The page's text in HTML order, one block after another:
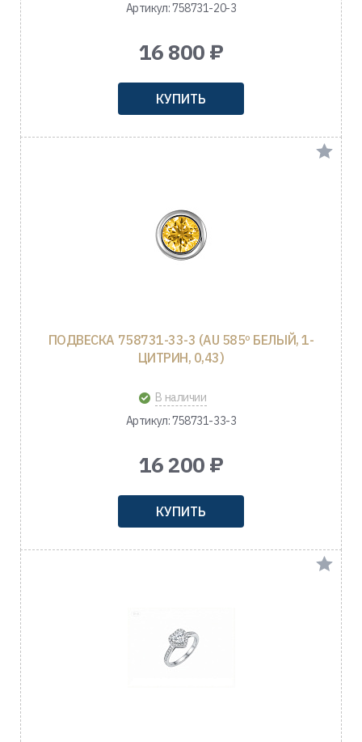
Артикул: 758731-20-3
16 800 ₽
КУПИТЬ
ПОДВЕСКА 758731-33-3 (AU 585º БЕЛЫЙ, 1-
ЦИТРИН, 0,43)
В наличии
Артикул: 758731-33-3
16 200 ₽
КУПИТЬ